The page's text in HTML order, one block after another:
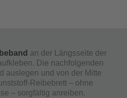
an der Längsseite der
Die nachfolgenden
auslegen und von der Mitte
Reibebrett – ohne
– sorgfältig anreiben.